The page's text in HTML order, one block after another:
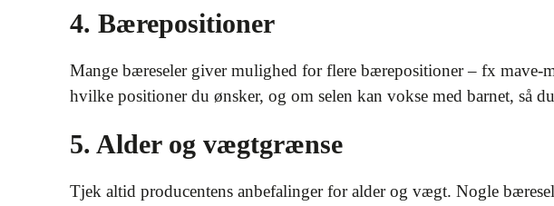
4. Bærepositioner
Mange bæreseler giver mulighed for flere bærepositioner – fx
hvilke positioner du ønsker, og om selen kan vokse med barnet, så
5. Alder og vægtgrænse
Tjek altid producentens anbefalinger for alder og vægt. Nogle